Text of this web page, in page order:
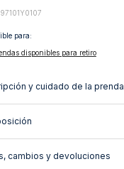
para:
disponibles para retiro
y cuidado de la prenda
cambios y devoluciones